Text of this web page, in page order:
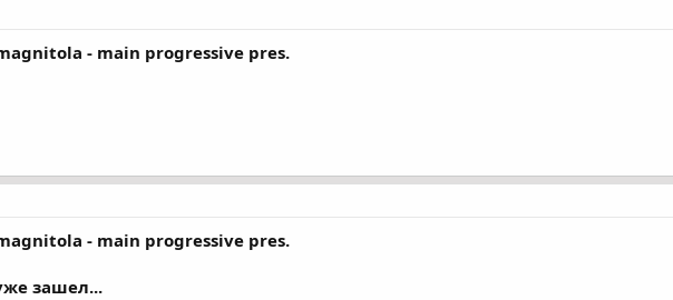
- main progressive pres.
- main progressive pres.
зашел...